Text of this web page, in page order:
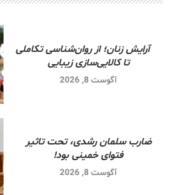
آرایش زنان؛ از روان‌شناسی تکاملی
تا کالایی‌سازی زیبایی
آگوست 8, 2026
ضارب سلمان رشدی، تحت تاثیر
فتوای خمینی بود!
آگوست 8, 2026